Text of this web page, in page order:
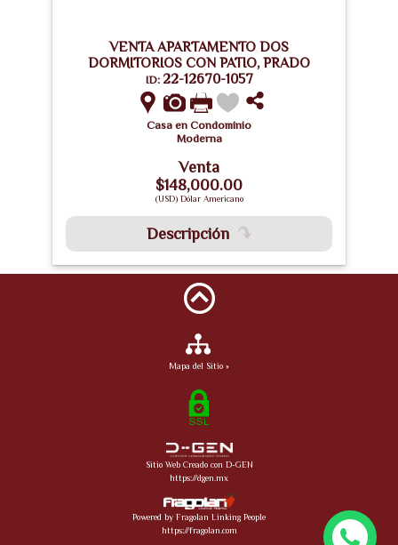
VENTA APARTAMENTO DOS
DORMITORIOS CON PATIO, PRADO
ID: 22-12670-1057
Casa en Condominio
Moderna
Venta
$148,000.00
(USD) Dólar Americano
Descripción
Mapa del Sitio »
Sitio Web Creado con D-GEN
https://dgen.mx
Powered by Fragolan Linking People
https://fragolan.com